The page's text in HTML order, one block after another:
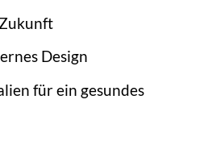
Design
für ein gesundes